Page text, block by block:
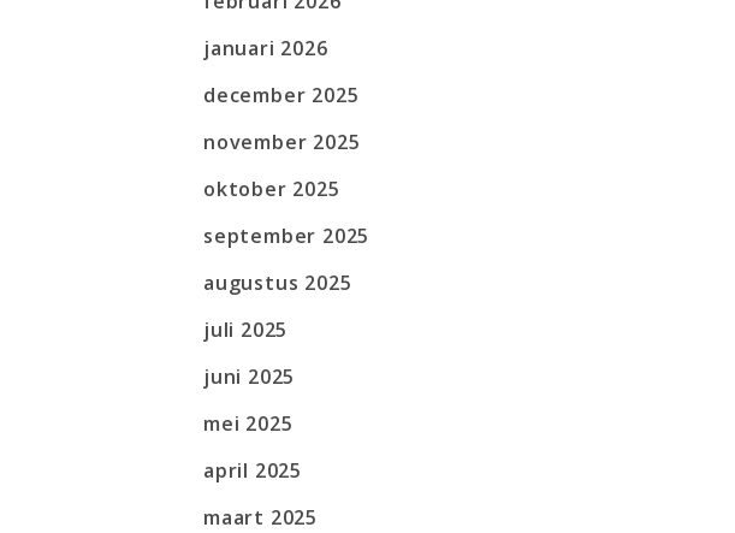
januari 2026
december 2025
november 2025
oktober 2025
september 2025
augustus 2025
juli 2025
juni 2025
mei 2025
april 2025
maart 2025